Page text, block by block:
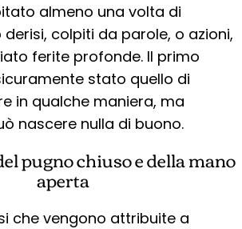
almeno una volta di
colpiti da parole, o azioni,
ferite profonde. Il primo
stato quello di
in qualche maniera, ma
nascere nulla di buono.
pugno chiuso e della mano
aperta
che vengono attribuite a